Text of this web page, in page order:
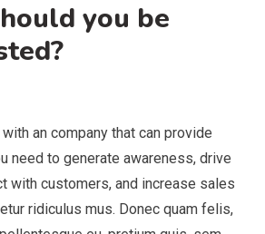
you be
an company that can provide
need to generate awareness, drive
with customers, and increase sales
ridiculus mus. Donec quam felis,